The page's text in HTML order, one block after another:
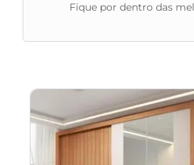
Fique por dentro das